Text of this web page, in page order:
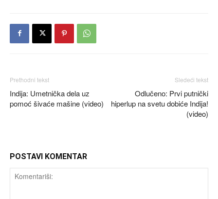
Prethodni tekst
Indija: Umetnička dela uz
pomoć šivaće mašine (video)
Sledeći tekst
Odlučeno: Prvi putnički
hiperlup na svetu dobiće Indija!
(video)
POSTAVI KOMENTAR